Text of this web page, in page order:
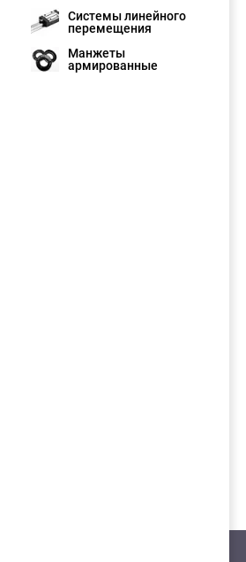
Системы линейного
перемещения
Манжеты
армированные